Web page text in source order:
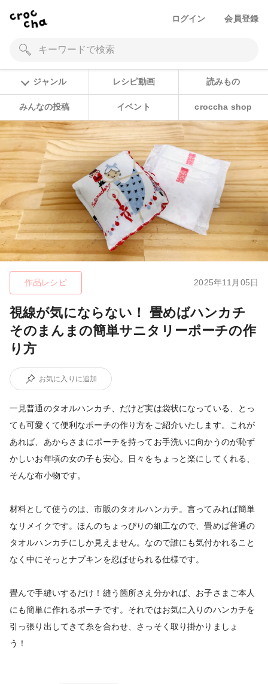
ログイン 会員登録
ジャンル レシピ動画 読みもの
みんなの投稿 イベント croccha shop
作品レシピ 2025年11月05日
視線が気にならない！ 畳めばハンカチ
そのまんまの簡単サニタリーポーチの作
り方
お気に入りに追加
一見普通のタオルハンカチ、だけど実は袋状になっている、とっ
ても可愛くて便利なポーチの作り方をご紹介いたします。これが
あれば、あからさまにポーチを持ってお手洗いに向かうのが恥ず
かしいお年頃の女の子も安心。日々をちょっと楽にしてくれる、
そんな布小物です。
材料として使うのは、市販のタオルハンカチ。言ってみれば簡単
なリメイクです。ほんのちょっぴりの細工なので、畳めば普通の
タオルハンカチにしか見えません。なので誰にも気付かれること
なく中にそっとナプキンを忍ばせられる仕様です。
畳んで手縫いするだけ！縫う箇所さえ分かれば、お子さまご本人
にも簡単に作れるポーチです。それではお気に入りのハンカチを
引っ張り出してきて糸を合わせ、さっそく取り掛かりましょ
う！